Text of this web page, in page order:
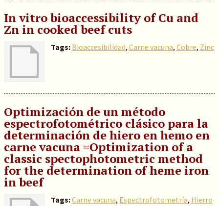
In vitro bioaccessibility of Cu and
Zn in cooked beef cuts
Tags: Bioaccesibilidad, Carne vacuna, Cobre, Zinc
Optimización de un método
espectrofotométrico clásico para la
determinación de hiero en hemo en
carne vacuna =Optimization of a
classic spectophotometric method
for the determination of heme iron
in beef
Tags:Carne vacuna, Espectrofotometría, Hierro